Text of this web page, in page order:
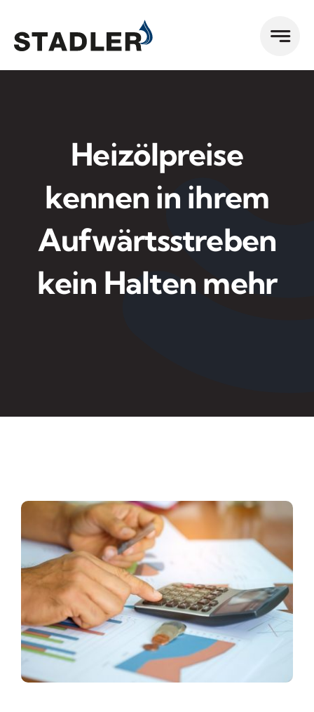
Inhalt
springen
Heizölpreise
kennen in ihrem
Aufwärtsstreben
kein Halten mehr